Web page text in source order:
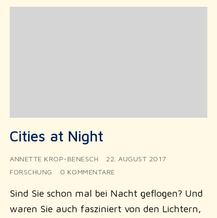
Cities at Night
ANNETTE KROP-BENESCH
22. AUGUST 2017
FORSCHUNG
0 KOMMENTARE
Sind Sie schon mal bei Nacht geflogen? Und
waren Sie auch fasziniert von den Lichtern,